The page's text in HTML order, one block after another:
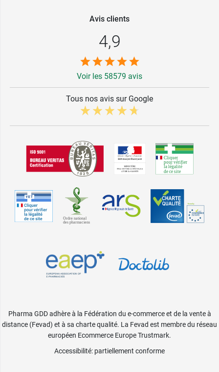
Avis clients
4,9
Voir les 58579 avis
Tous nos avis sur Google
Pharma GDD adhère à la Fédération du e-commerce et de la vente à
distance (Fevad) et à sa charte qualité. La Fevad est membre du réseau
européen Ecommerce Europe Trustmark.
Accessibilité: partiellement conforme